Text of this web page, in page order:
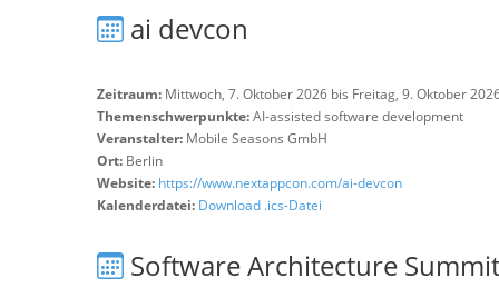
ai devcon
Zeitraum: Mittwoch, 7. Oktober 2026 bis Freitag, 9. Oktober
Themenschwerpunkte:AI-assisted software development
Veranstalter: Mobile Seasons GmbH
Ort: Berlin
Website: https://www.nextappcon.com/ai-devcon
Kalenderdatei: Download .ics-Datei
Software Architecture Summit